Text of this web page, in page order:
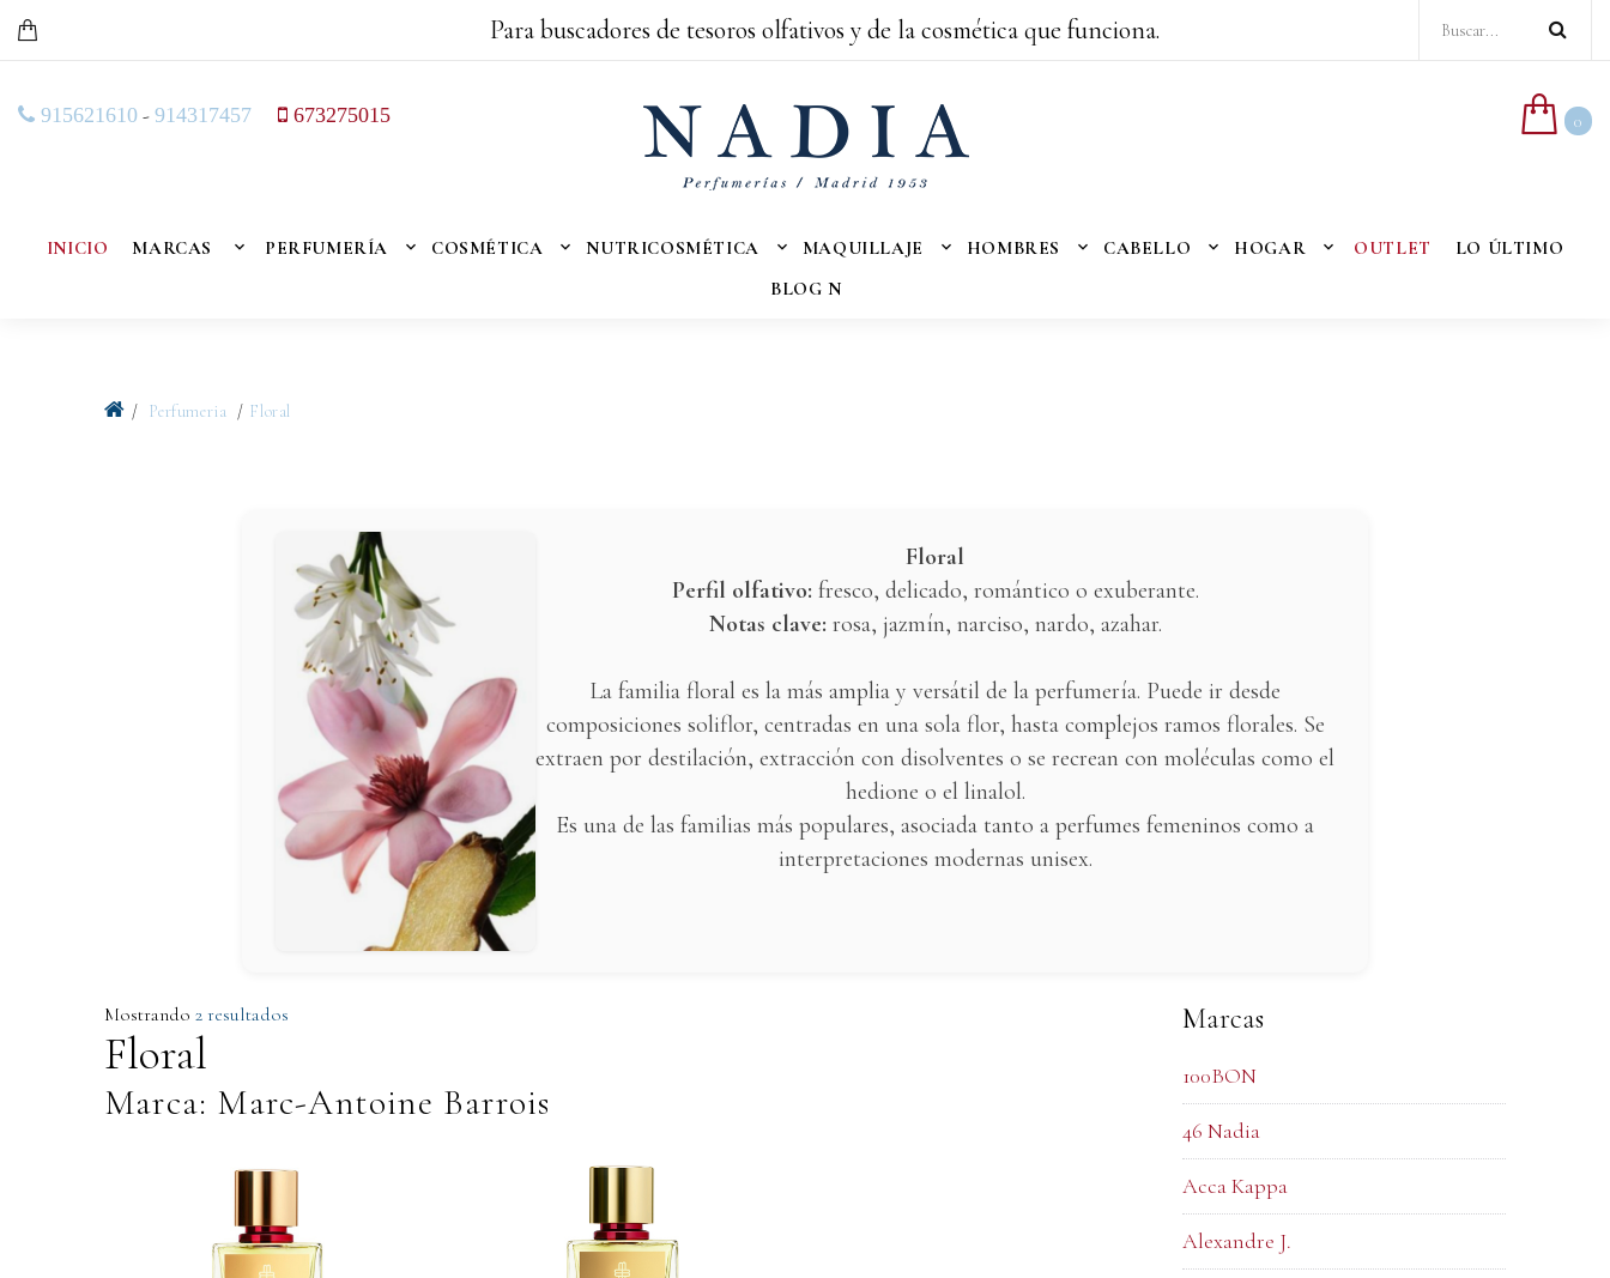
Para buscadores de tesoros olfativos y de la cosmética que funciona.
915621610 - 914317457 673275015 0
INICIO MARCAS PERFUMERÍA COSMÉTICA NUTRICOSMÉTICA MAQUILLAJE HOMBRES CABELLO HOGAR OUTLET
LO ÚLTIMO
BLOG N
Perfumeria Floral
Floral
Perfil olfativo: fresco, delicado, romántico o exuberante.
Notas clave: rosa, jazmín, narciso, nardo, azahar.
La familia floral es la más amplia y versátil de la perfumería. Puede ir desde
composiciones soliflor, centradas en una sola flor, hasta complejos ramos florales. Se
extraen por destilación, extracción con disolventes o se recrean con moléculas como el
hedione o el linalol.
Es una de las familias más populares, asociada tanto a perfumes femeninos como a
interpretaciones modernas unisex.
Mostrando 2 resultados
Floral
Marca: Marc-Antoine Barrois
Marcas
100BON
46 Nadia
Acca Kappa
Alexandre J.